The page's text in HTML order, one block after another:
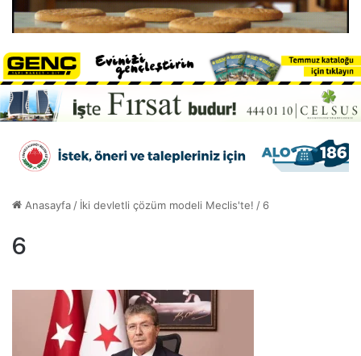
Anasayfa / İki devletli çözüm modeli Meclis'te! / 6
6